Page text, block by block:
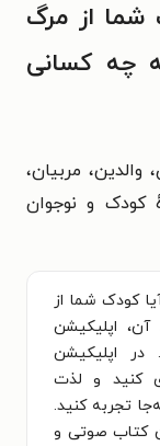
از مرگ
چه کسانی
مربیان،
کودک و نوجوان
کودک شما از
اپلیکیشن
در اپلیکیشن
کنید و لذت
تجربه کنید.
کتاب صوتی و